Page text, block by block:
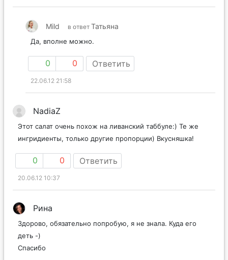
Mild в ответ Татьяна
Да, вполне можно.
0 0 Ответить
22.06.12 21:58
NadiaZ
Этот салат очень похож на ливанский таббуле:) Те же
ингридиенты, только другие пропорции) Вкусняшка!
0 0 Ответить
20.06.12 10:37
Рина
Здорово, обязательно попробую, я не знала. Куда его
деть -)
Спасибо